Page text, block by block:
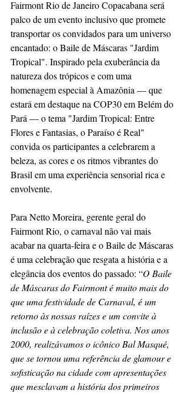
Fairmont Rio de Janeiro Copacabana será
palco de um evento inclusivo que promete
transportar os convidados para um universo
encantado: o Baile de Máscaras "Jardim
Tropical". Inspirado pela exuberância da
natureza dos trópicos e com uma
homenagem especial à Amazônia — que
estará em destaque na COP30 em Belém do
Pará — o tema "Jardim Tropical: Entre
Flores e Fantasias, o Paraíso é Real"
convida os participantes a celebrarem a
beleza, as cores e os ritmos vibrantes do
Brasil em uma experiência sensorial rica e
envolvente.
Para Netto Moreira, gerente geral do
Fairmont Rio, o carnaval não vai mais
acabar na quarta-feira e o Baile de Máscaras
é uma celebração que resgata a história e a
elegância dos eventos do passado: “O Baile
de Máscaras do Fairmont é muito mais do
que uma festividade de Carnaval, é um
retorno às nossas raízes e um convite à
inclusão e à celebração coletiva. Nos anos
2000, realizávamos o icônico Bal Masqué,
que se tornou uma referência de glamour e
sofisticação na cidade com apresentações
que mesclavam a história dos primeiros